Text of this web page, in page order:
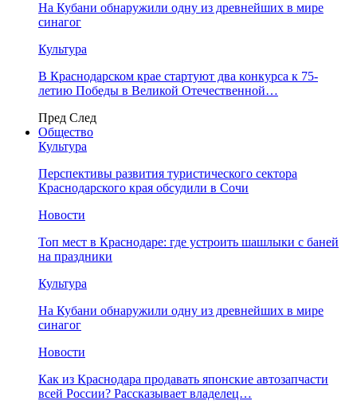
На Кубани обнаружили одну из древнейших в мире
синагог
Культура
В Краснодарском крае стартуют два конкурса к 75-
летию Победы в Великой Отечественной…
Пред След
Общество
Культура
Перспективы развития туристического сектора
Краснодарского края обсудили в Сочи
Новости
Топ мест в Краснодаре: где устроить шашлыки с баней
на праздники
Культура
На Кубани обнаружили одну из древнейших в мире
синагог
Новости
Как из Краснодара продавать японские автозапчасти
всей России? Рассказывает владелец…